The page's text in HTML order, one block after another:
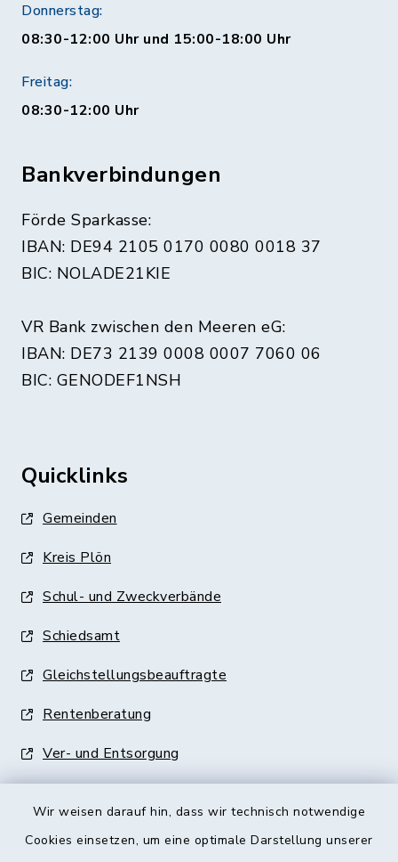
Wir weisen darauf hin, dass wir technisch notwendige
Cookies einsetzen, um eine optimale Darstellung unserer
Donnerstag:
08:30-12:00 Uhr und 15:00-18:00 Uhr
Freitag:
08:30-12:00 Uhr
Bankverbindungen
Förde Sparkasse:
IBAN: DE94 2105 0170 0080 0018 37
BIC: NOLADE21KIE
VR Bank zwischen den Meeren eG:
IBAN: DE73 2139 0008 0007 7060 06
BIC: GENODEF1NSH
Quicklinks
Gemeinden
Kreis Plön
Schul- und Zweckverbände
Schiedsamt
Gleichstellungsbeauftragte
Rentenberatung
Ver- und Entsorgung